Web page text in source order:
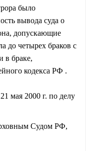
было
вывода суда о
допускающие
до четырех браков с
в браке,
кодекса РФ .
мая 2000 г. по делу
Судом РФ,